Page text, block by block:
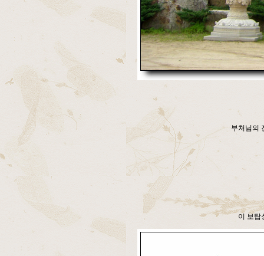
부처님의
이 보탑